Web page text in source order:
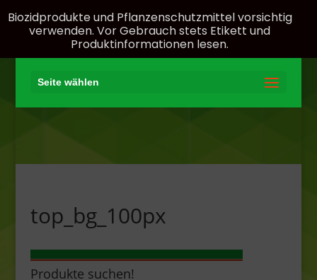
Seite wählen
top_bg_100px
Produkte suchen!
Biozidprodukte und Pflanzenschutzmittel vorsichtig
verwenden. Vor Gebrauch stets Etikett und
Produktinformationen lesen.